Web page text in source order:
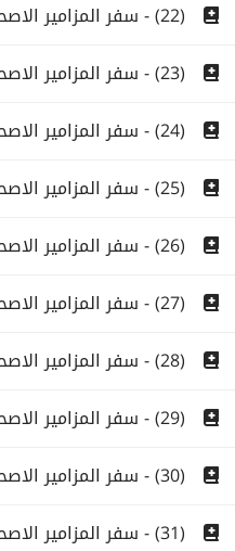
(22) - سفر المزامير الاصحاح الثانى والعشرون
(23) - سفر المزامير الاصحاح الثالث والعشرون
(24) - سفر المزامير الاصحاح الرابع والعشرون
(25) - سفر المزامير الاصحاح الخامس والعشرون
(26) - سفر المزامير الاصحاح السادس والعشرون
(27) - سفر المزامير الاصحاح السابع والعشرون
(28) - سفر المزامير الاصحاح الثامن والعشرون
(29) - سفر المزامير الاصحاح التاسع والعشرون
(30) - سفر المزامير الاصحاح الثلاثون
(31) - سفر المزامير الاصحاح الحادى والثلاثون